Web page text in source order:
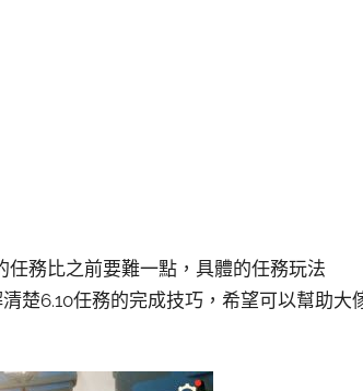
任務比之前要難一點，具體的任務玩法
楚6.10任務的完成技巧，希望可以幫助大